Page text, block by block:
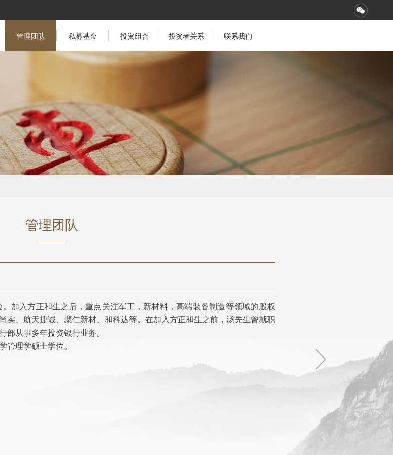
管理团队 私募基金 投资组合 投资者关系 联系我们
管理团队
加入方正和生之后，重点关注军工，新材料，高端装备制造等领域的股权
实、航天捷诚、聚仁新材、和科达等。在加入方正和生之前，汤先生曾就职
从事多年投资银行业务。
理学硕士学位。